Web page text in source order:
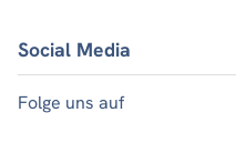
Social Media
Folge uns auf